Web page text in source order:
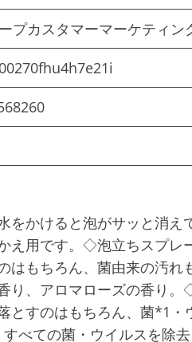
プカスタマーマーケティ
かけると泡がサッと消え
え用です。◇泡立ちスプレ
はもちろん、菌由来の汚れ
り、アロマローズの香り
とすのはもちろん、菌*1
べての菌・ウイルスを除